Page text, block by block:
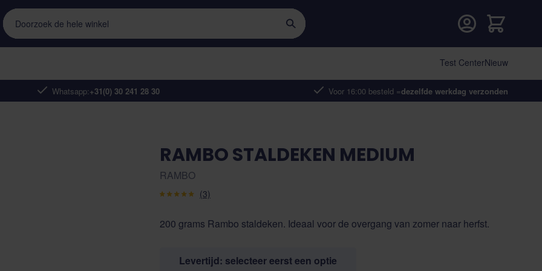
Whatsapp:+31(0) 30 241 28 30 Voor 16:00 besteld =dezelfde werkdag verzonden
Doorzoek de hele winkel
Cart
Test CenterNieuw
RAMBO STALDEKEN MEDIUM
RAMBO
(3)
200 grams Rambo staldeken. Ideaal voor de overgang van zomer naar herfst.
Levertijd: selecteer eerst een optie